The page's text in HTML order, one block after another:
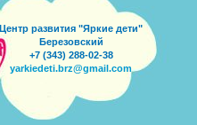
Центр развития "Яркие дети"
Березовский
+7 (343) 288-02-38
yarkiedeti.brz@gmail.com